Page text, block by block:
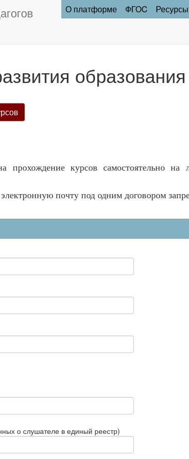
О платформе ФГОC Ресурсы
курсов самостоятельно на
почту под одним договором
о слушателе в единый реестр)